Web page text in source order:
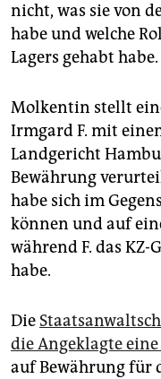
nicht, was sie von
habe und welche
Lagers gehabt habe.
Molkentin stellt
Irmgard F. mit
Landgericht
Bewährung
habe sich im
können und auf
während F. das
habe.
Die
die Angeklagte
auf Bewährung für